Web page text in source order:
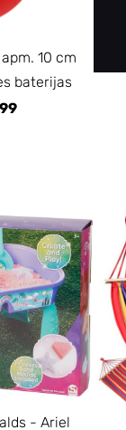
10 cm
baterijas
- Ariel